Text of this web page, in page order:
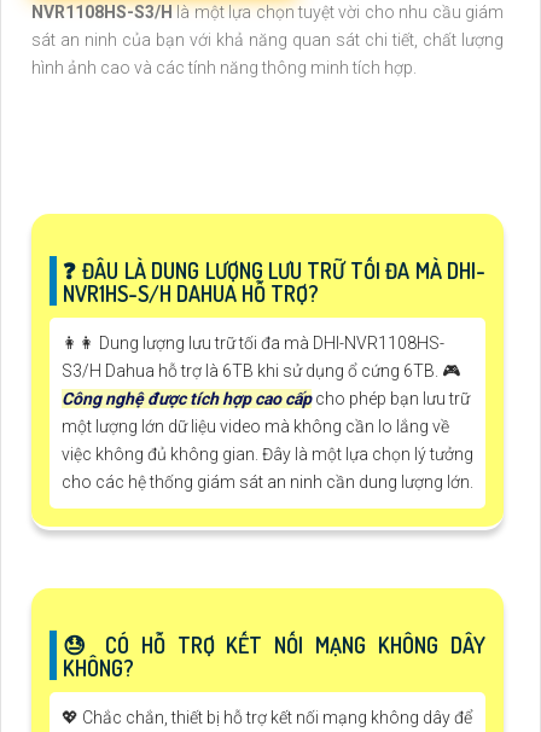
NVR1108HS-S3/Hlà một lựa chọn tuyệt vời cho nhu cầu giám
sát an ninh của bạn với khả năng quan sát chi tiết, chất lượng
hình ảnh cao và các tính năng thông minh tích hợp.
️❓ ĐÂU LÀ DUNG LƯỢNG LƯU TRỮ TỐI ĐA MÀ DHI-
NVR1HS-S/H DAHUA HỖ TRỢ?
️👩‍👩 Dung lượng lưu trữ tối đa mà DHI-NVR1108HS-
S3/H Dahua hỗ trợ là 6TB khi sử dụng ổ cứng 6TB. 🎮
Công nghệ được tích hợp cao cấpcho phép bạn lưu trữ
một lượng lớn dữ liệu video mà không cần lo lắng về
việc không đủ không gian. Đây là một lựa chọn lý tưởng
cho các hệ thống giám sát an ninh cần dung lượng lớn.
😓 CÓ HỖ TRỢ KẾT NỐI MẠNG KHÔNG DÂY
KHÔNG?
💖 Chắc chắn, thiết bị hỗ trợ kết nối mạng không dây để